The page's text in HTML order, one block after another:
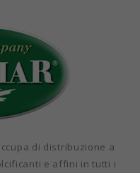
di distribuzione a
e affini in tutti i